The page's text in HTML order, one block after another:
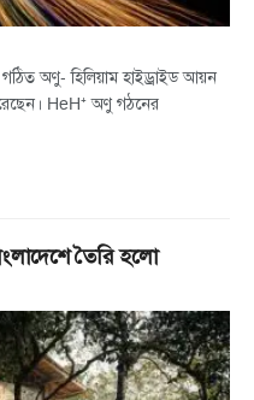
গঠিত অণু- হিলিয়াম হাইড্রাইড আয়ন
HeH⁺ অণু গঠনের
তৈরি হলো